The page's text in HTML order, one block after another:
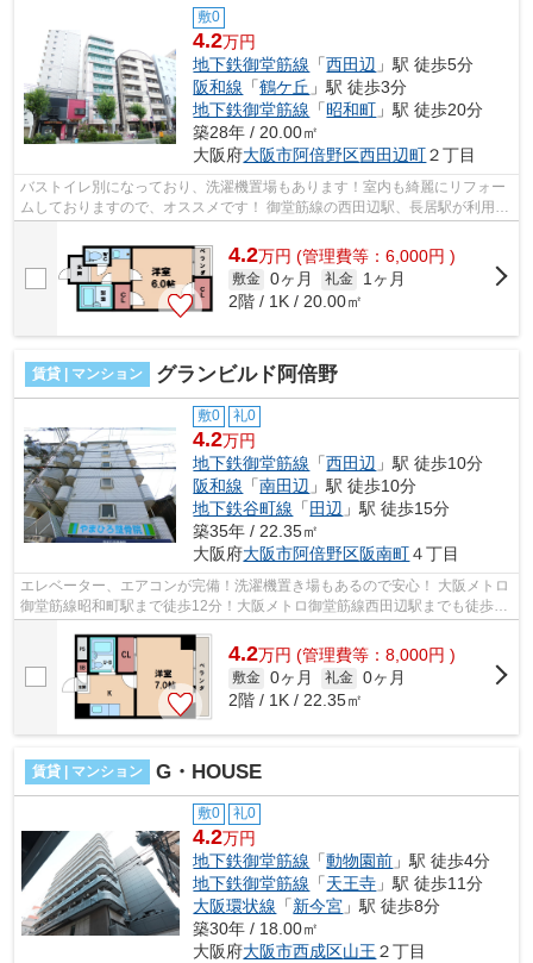
敷0
4.2万円
地下鉄御堂筋線 「西田辺 」駅 徒歩5分
阪和線 「鶴ケ丘 」駅 徒歩3分
地下鉄御堂筋線 「昭和町 」駅 徒歩20分
築28年 / 20.00㎡
大阪府大阪市阿倍野区西田辺町２丁目
バストイレ別になっており、洗濯機置場もあります！室内も綺麗にリフォー
ムしておりますので、オススメです！ 御堂筋線の西田辺駅、長居駅が利用で
き、ＪＲ阪和線も利用可能になって...
4.2万円 (管理費等：6,000円 )
敷金 0ヶ月 礼金
1ヶ月
2階 / 1K / 20.00㎡
賃貸 | マンション グランビルド阿倍野
敷0 礼0
4.2万円
地下鉄御堂筋線 「西田辺 」駅 徒歩10分
阪和線 「南田辺 」駅 徒歩10分
地下鉄谷町線 「田辺 」駅 徒歩15分
築35年 / 22.35㎡
大阪府大阪市阿倍野区阪南町４丁目
エレベーター、エアコンが完備！洗濯機置き場もあるので安心！ 大阪メトロ
御堂筋線昭和町駅まで徒歩12分！大阪メトロ御堂筋線西田辺駅までも徒歩圏
内！ ■□■□■□■□■□■□■□■□■□■□■□■□■□■...
4.2万円 (管理費等：8,000円 )
敷金 0ヶ月 礼金 0ヶ月
2階 / 1K / 22.35㎡
賃貸 | マンション G・HOUSE
敷0 礼0
4.2万円
地下鉄御堂筋線 「動物園前 」駅 徒歩4分
地下鉄御堂筋線 「天王寺 」駅 徒歩11分
大阪環状線 「新今宮 」駅 徒歩8分
築30年 / 18.00㎡
大阪府大阪市西成区山王 ２丁目